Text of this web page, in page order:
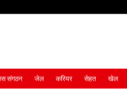
संगठन जेल करियर सेहत खेल